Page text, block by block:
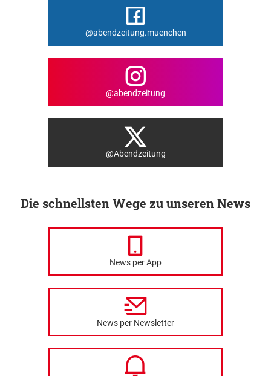
@abendzeitung.muenchen
@abendzeitung
@Abendzeitung
Die schnellsten Wege zu unseren News
News per App
News per Newsletter